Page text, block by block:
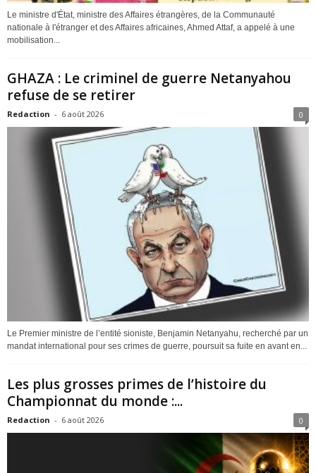
Le ministre d'État, ministre des Affaires étrangères, de la Communauté
nationale à l'étranger et des Affaires africaines, Ahmed Attaf, a appelé à une
mobilisation...
GHAZA : Le criminel de guerre Netanyahou
refuse de se retirer
Redaction - 6 août 2026 0
Le Premier ministre de l’entité sioniste, Benjamin Netanyahu, recherché par un
mandat international pour ses crimes de guerre, poursuit sa fuite en avant en...
Les plus grosses primes de l’histoire du
Championnat du monde :...
Redaction - 6 août 2026 0